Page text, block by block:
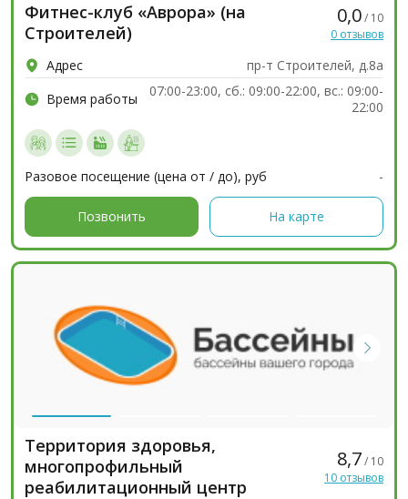
Фитнес-клуб «Аврора» (на
Строителей)
0,0/ 10
0 отзывов
Адрес
пр-т Строителей, д.8а
Время работы
07:00-23:00, сб.: 09:00-22:00, вс.: 09:00-
22:00
Разовое посещение (цена от / до), руб -
Позвонить На карте
Территория здоровья,
многопрофильный
реабилитационный центр
8,7/ 10
10 отзывов